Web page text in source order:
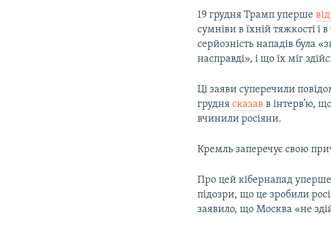
19 грудня Трамп уперше
сумніви в їхній тяжкості і
серйозність нападів була
насправді», і що їх міг
Ці заяви суперечили
груднясказав в інтерв’ю,
вчинили росіяни.
Кремль заперечує свою
Про цей кібернапад уперше
підозри, що це зробили
заявило, що Москва «не